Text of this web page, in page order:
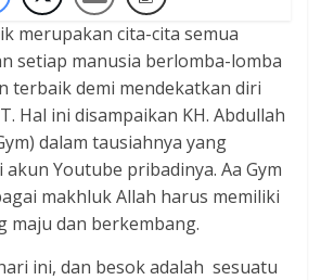
merupakan cita-cita semua
setiap manusia berlomba-lomba
terbaik demi mendekatkan diri
Hal ini disampaikan KH. Abdullah
dalam tausiahnya yang
Youtube pribadinya. Aa Gym
makhluk Allah harus memiliki
maju dan berkembang.
ini, dan besok adalah sesuatu